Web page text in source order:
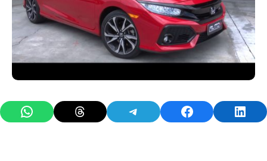
Share on WhatsAppShare on ThreadsShare on TelegramShare on Facebook